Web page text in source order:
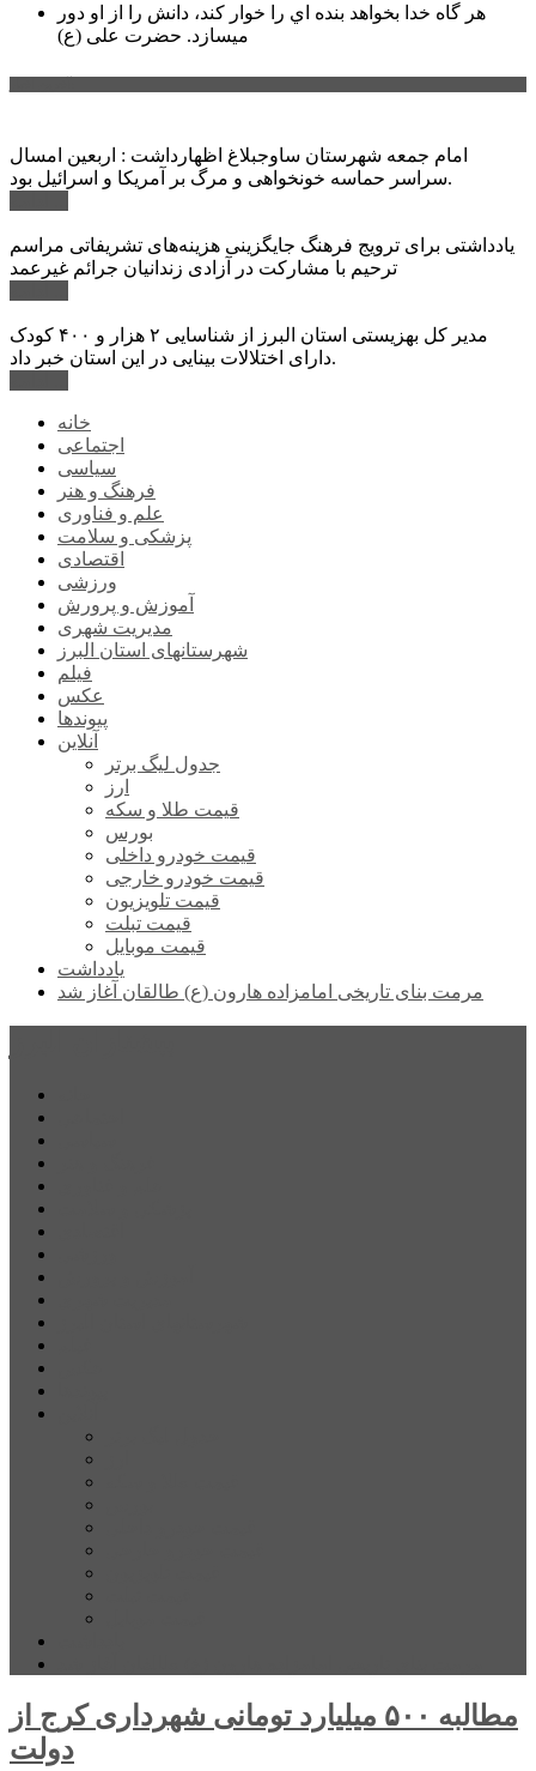
هر گاه خدا بخواهد بنده اي را خوار كند، دانش را از او دور
میسازد. حضرت علی (ع)
امام جمعه شهرستان ساوجبلاغ اظهارداشت : اربعین امسال
سراسر حماسه خونخواهی و مرگ بر آمریکا و اسرائیل بود.
یادداشتی برای ترویج فرهنگ جایگزینی هزینه‌های تشریفاتی مراسم
ترحیم با مشارکت در آزادی زندانیان جرائم غیرعمد
مدیر کل بهزیستی استان البرز از شناسایی ۲ هزار و ۴۰۰ کودک
دارای اختلالات بینایی در این استان خبر داد.
خانه
اجتماعی
سیاسی
فرهنگ و هنر
علم و فناوری
پزشکی و سلامت
اقتصادی
ورزشی
آموزش و پرورش
مدیریت شهری
شهرستانهای استان البرز
فیلم
عکس
پیوندها
آنلاین
جدول لیگ برتر
ارز
قیمت طلا و سکه
بورس
قیمت خودرو داخلی
قیمت خودرو خارجی
قیمت تلویزیون
قیمت تبلت
قیمت موبایل
یادداشت
مرمت بنای تاریخی امامزاده هارون (ع) طالقان آغاز شد
مطالبه ۵۰۰ میلیارد تومانی شهرداری کرج از
دولت